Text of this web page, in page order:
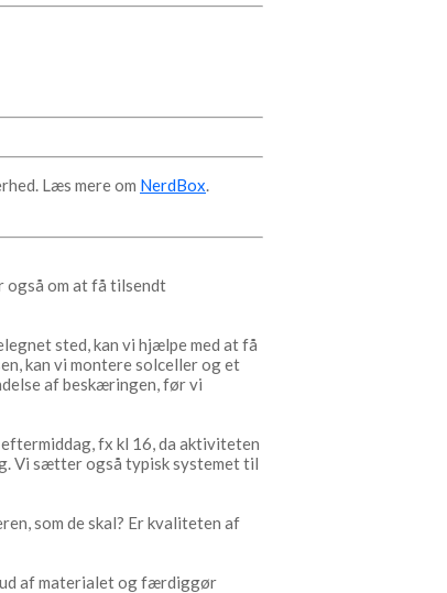
Læs mere om NerdBox.
også om at få tilsendt
sted, kan vi hjælpe med at få
kan vi montere solceller og et
af beskæringen, før vi
fx kl 16, da aktiviteten
Vi sætter også typisk systemet til
som de skal? Er kvaliteten af
ud af materialet og færdiggør